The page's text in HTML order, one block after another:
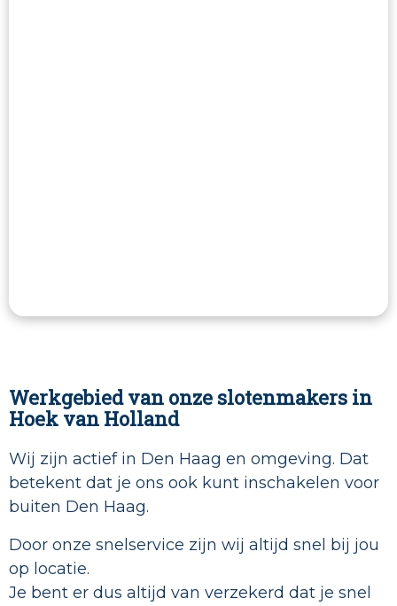
Werkgebied van onze slotenmakers in
Hoek van Holland
Wij zijn actief in Den Haag en omgeving. Dat
betekent dat je ons ook kunt inschakelen voor
buiten Den Haag.
Door onze snelservice zijn wij altijd snel bij jou
op locatie.
Je bent er dus altijd van verzekerd dat je snel